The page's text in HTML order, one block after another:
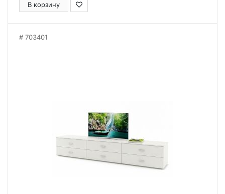
В корзину
703401